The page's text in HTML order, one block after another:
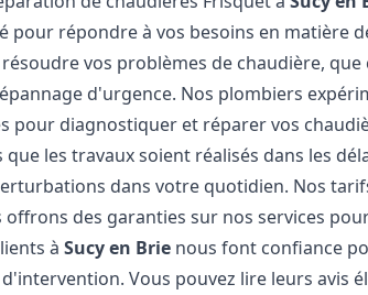
pour répondre à vos besoins en matière
vos problèmes de chaudière, que
d'urgence. Nos plombiers
pour diagnostiquer et réparer vos
les travaux soient réalisés dans les
dans votre quotidien. Nos
des garanties sur nos services
àSucy en Brie nous font confiance
Vous pouvez lire leurs avis